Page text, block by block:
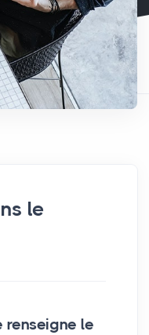
le
renseigne le